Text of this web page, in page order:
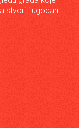
stvoriti ugodan